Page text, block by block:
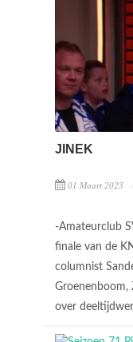
JINEK
01 Maart 2023
-Amateurclub
finale van de
columnist
Groenenboom,
over